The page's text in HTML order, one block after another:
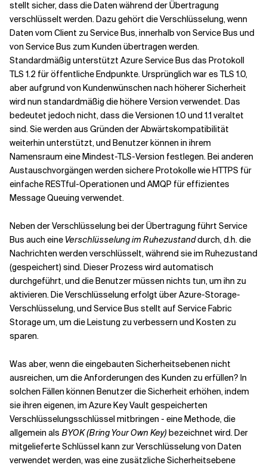
stellt sicher, dass die Daten während der Übertragung
verschlüsselt werden. Dazu gehört die Verschlüsselung, wenn
Daten vom Client zu Service Bus, innerhalb von Service Bus und
von Service Bus zum Kunden übertragen werden.
Standardmäßig unterstützt Azure Service Bus das Protokoll
TLS 1.2 für öffentliche Endpunkte. Ursprünglich war es TLS 1.0,
aber aufgrund von Kundenwünschen nach höherer Sicherheit
wird nun standardmäßig die höhere Version verwendet. Das
bedeutet jedoch nicht, dass die Versionen 1.0 und 1.1 veraltet
sind. Sie werden aus Gründen der Abwärtskompatibilität
weiterhin unterstützt, und Benutzer können in ihrem
Namensraum eine Mindest-TLS-Version festlegen. Bei anderen
Austauschvorgängen werden sichere Protokolle wie HTTPS für
einfache RESTful-Operationen und AMQP für effizientes
Message Queuing verwendet.
Neben der Verschlüsselung bei der Übertragung führt Service
Bus auch eine Verschlüsselung im Ruhezustanddurch, d.h. die
Nachrichten werden verschlüsselt, während sie im Ruhezustand
(gespeichert) sind. Dieser Prozess wird automatisch
durchgeführt, und die Benutzer müssen nichts tun, um ihn zu
aktivieren. Die Verschlüsselung erfolgt über Azure-Storage-
Verschlüsselung, und Service Bus stellt auf Service Fabric
Storage um, um die Leistung zu verbessern und Kosten zu
sparen.
Was aber, wenn die eingebauten Sicherheitsebenen nicht
ausreichen, um die Anforderungen des Kunden zu erfüllen? In
solchen Fällen können Benutzer die Sicherheit erhöhen, indem
sie ihren eigenen, im Azure Key Vault gespeicherten
Verschlüsselungsschlüssel mitbringen - eine Methode, die
allgemein als BYOK (Bring Your Own Key) bezeichnet wird. Der
mitgelieferte Schlüssel kann zur Verschlüsselung von Daten
verwendet werden, was eine zusätzliche Sicherheitsebene